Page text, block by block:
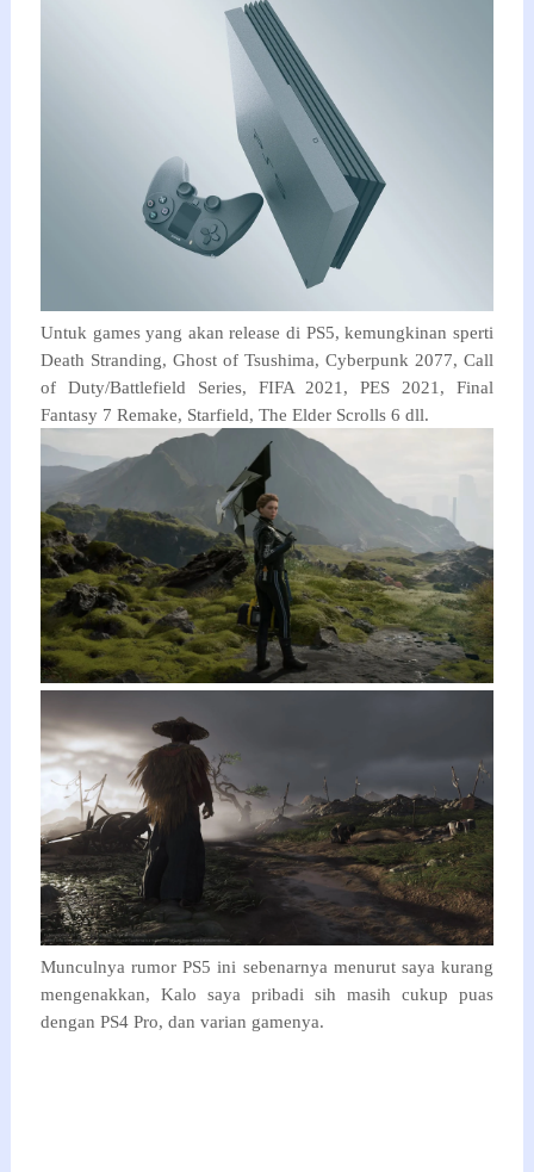
Untuk games yang akan release di PS5, kemungkinan sperti
Death Stranding, Ghost of Tsushima, Cyberpunk 2077, Call
of Duty/Battlefield Series, FIFA 2021, PES 2021, Final
Fantasy 7 Remake, Starfield, The Elder Scrolls 6 dll.
Munculnya rumor PS5 ini sebenarnya menurut saya kurang
mengenakkan, Kalo saya pribadi sih masih cukup puas
dengan PS4 Pro, dan varian gamenya.